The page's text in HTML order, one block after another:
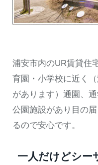
浦安市内のUR賃貸住
育園・小学校に近く
があります）通園、
公園施設があり目の
るので安心です。
一人だけどシー